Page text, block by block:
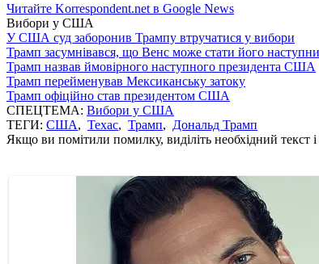
Читайте Korrespondent.net в Google News
Вибори у США
У США суд заборонив Трампу втручатися у вибори
Трамп засумнівався, що Венс може стати його
Трамп назвав ймовірного наступного президента США
Трамп перейменував Мексиканську затоку
Трамп офіційно став президентом США
СПЕЦТЕМА: Вибори у США
ТЕГИ: США, Техас, Трамп, Дональд Трамп
Якщо ви помітили помилку, виділіть необхідний